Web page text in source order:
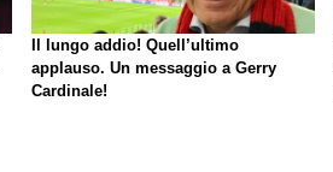
Il lungo addio! Quell’ultimo
applauso. Un messaggio a Gerry
Cardinale!